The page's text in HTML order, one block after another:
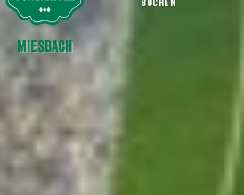
Ensemble | Aus dem Augenblick
Miesbach
BUCHEN